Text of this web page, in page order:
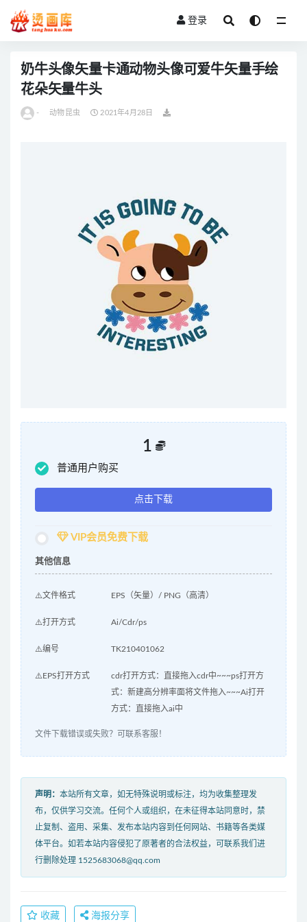
登录
奶牛头像矢量卡通动物头像可爱牛矢量手绘
花朵矢量牛头
- 动物昆虫 2021年4月28日
1
普通用户购买
点击下载
VIP会员免费下载
其他信息
⚠️文件格式 EPS（矢量）/ PNG（高清）
⚠️打开方式 Ai/Cdr/ps
⚠️编号 TK210401062
⚠️EPS打开方式
cdr打开方式：直接拖入cdr中~~~ps打开方
式：新建高分辨率面将文件拖入~~~Ai打开
方式：直接拖入ai中
文件下载错误或失败？可联系客服！
声明： 本站所有文章，如无特殊说明或标注，均为收集整理发
布，仅供学习交流。任何个人或组织，在未征得本站同意时，禁
止复制、盗用、采集、发布本站内容到任何网站、书籍等各类媒
体平台。如若本站内容侵犯了原著者的合法权益，可联系我们进
行删除处理 1525683068@qq.com
收藏 海报分享